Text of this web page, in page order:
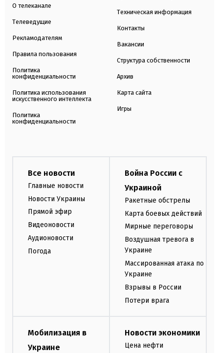
О телеканале
Телеведущие
Рекламодателям
Правила пользования
Политика
конфиденциальности
Политика использования
искусственного интеллекта
Политика
конфиденциальности
Техническая информация
Контакты
Вакансии
Структура собственности
Архив
Карта сайта
Игры
Все новости
Главные новости
Новости Украины
Прямой эфир
Видеоновости
Аудионовости
Погода
Война России с
Украиной
Ракетные обстрелы
Карта боевых действий
Мирные переговоры
Воздушная тревога в
Украине
Массированная атака по
Украине
Взрывы в России
Потери врага
Мобилизация в
Украине
Новости экономики
Цена нефти